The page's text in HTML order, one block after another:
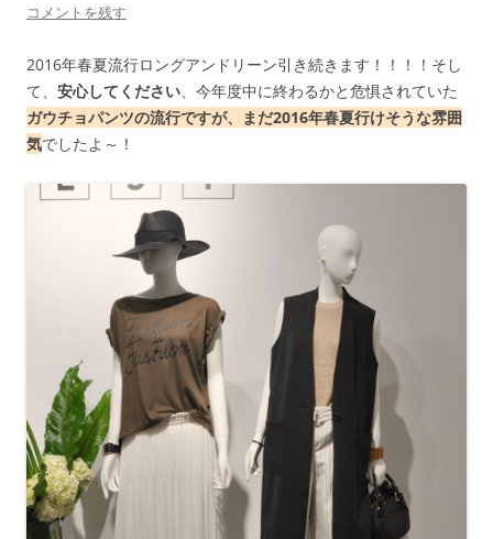
コメントを残す
2016年春夏流行ロングアンドリーン引き続きます！！！！そし
て、 安心してください 、今年度中に終わるかと危惧されていた
ガウチョパンツの流行ですが、まだ2016年春夏行けそうな雰囲
気でしたよ～！